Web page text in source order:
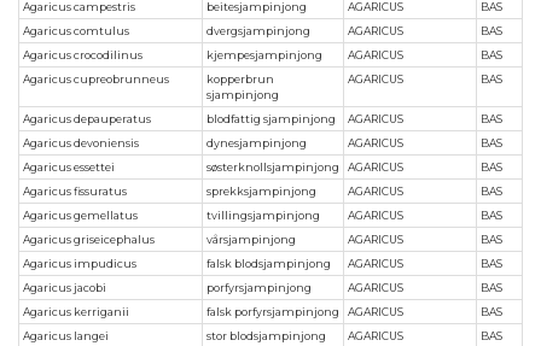
Agaricus campestris
beitesjampinjong AGARICUS
BAS
Agaricus comtulus
dvergsjampinjong AGARICUS
BAS
Agaricus crocodilinus
kjempesjampinjong AGARICUS
BAS
Agaricus cupreobrunneus
kopperbrun
sjampinjong
AGARICUS BAS
Agaricus depauperatus blodfattig sjampinjong AGARICUS
BAS
Agaricus devoniensis
dynesjampinjong AGARICUS
BAS
Agaricus essettei
søsterknollsjampinjong AGARICUS
BAS
Agaricus fissuratus
sprekksjampinjong AGARICUS
BAS
Agaricus gemellatus
tvillingsjampinjong AGARICUS
BAS
Agaricus griseicephalus
vårsjampinjong AGARICUS
BAS
Agaricus impudicus
falsk blodsjampinjong AGARICUS
BAS
Agaricus jacobi
porfyrsjampinjong AGARICUS
BAS
Agaricus kerriganii
falsk porfyrsjampinjong AGARICUS
BAS
Agaricus langei
stor blodsjampinjong AGARICUS
BAS